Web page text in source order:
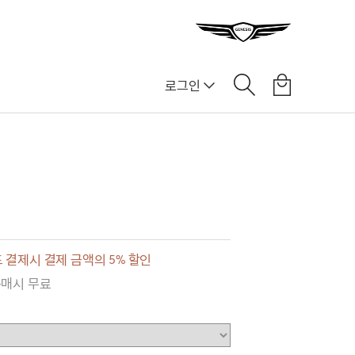
로그인
결제시 결제 금액의 5% 할인
시 무료